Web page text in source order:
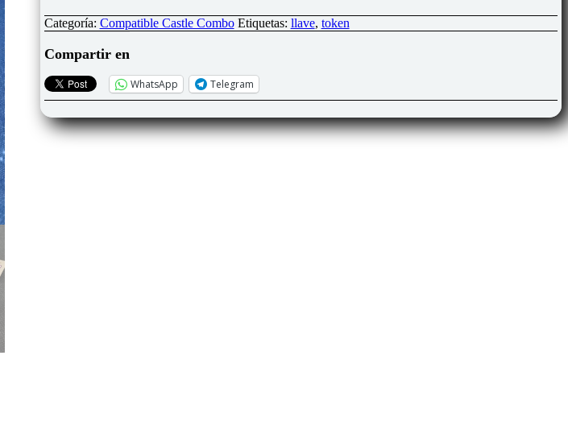
compatibles
Castle
Combo
cantidad
Categoría: Compatible Castle Combo Etiquetas: llave, token
Compartir en
WhatsApp Telegram